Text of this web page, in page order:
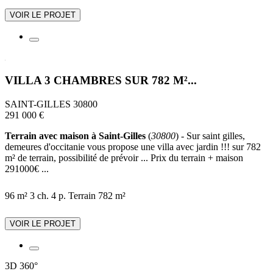
VOIR LE PROJET
VILLA 3 CHAMBRES SUR 782 M²...
SAINT-GILLES 30800
291 000 €
Terrain avec maison à Saint-Gilles (30800) - Sur saint gilles,
demeures d'occitanie vous propose une villa avec jardin !!! sur 782
m² de terrain, possibilité de prévoir ... Prix du terrain + maison
291000€ ...
96 m² 3 ch. 4 p. Terrain 782 m²
VOIR LE PROJET
3D 360°